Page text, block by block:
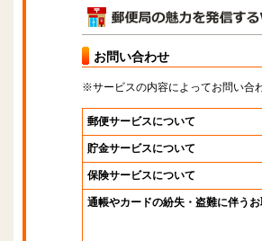
お問い合わせ
※サービスの内容によってお問い合
郵便サービスについて
貯金サービスについて
保険サービスについて
通帳やカードの紛失・盗難に伴う